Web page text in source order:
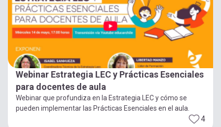
Webinar Estrategia LEC y Prácticas Esenciales
para docentes de aula
Webinar que profundiza en la Estrategia LEC y cómo se
pueden implementar las Prácticas Esenciales en el aula.
4